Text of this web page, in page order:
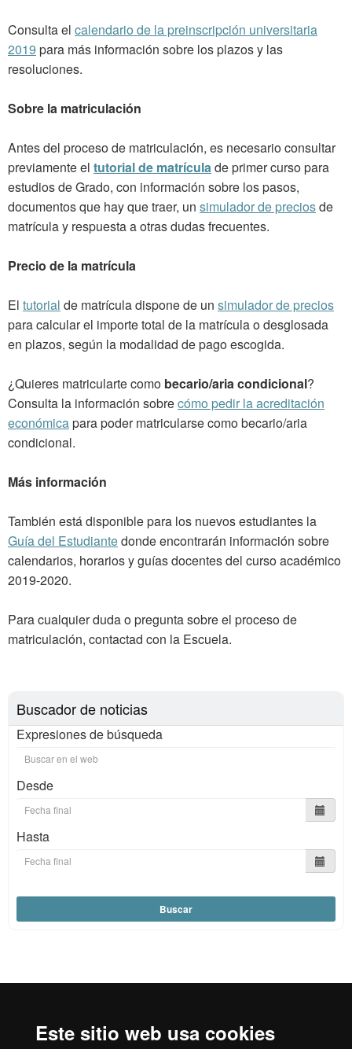
Este sitio web usa cookies
Consulta el calendario de la preinscripción universitaria
2019 para más información sobre los plazos y las
resoluciones.
Sobre la matriculación
Antes del proceso de matriculación, es necesario consultar
previamente el tutorial de matrículade primer curso para
estudios de Grado, con información sobre los pasos,
documentos que hay que traer, un simulador de preciosde
matrícula y respuesta a otras dudas frecuentes.
Precio de la matrícula
El tutorial de matrícula dispone de un simulador de precios
para calcular el importe total de la matrícula o desglosada
en plazos, según la modalidad de pago escogida.
¿Quieres matricularte como becario/aria condicional?
Consulta la información sobrecómo pedir la acreditación
económicapara poder matricularse como becario/aria
condicional.
Más información
También está disponible para los nuevos estudiantes la
Guía del Estudiantedonde encontrarán información sobre
calendarios, horarios y guías docentes del curso académico
2019-2020.
Para cualquier duda o pregunta sobre el proceso de
matriculación, contactad con la Escuela.
Buscador de noticias
Expresiones de búsqueda
Desde
Hasta
Buscar